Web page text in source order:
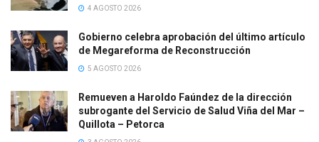
4 AGOSTO 2026
Gobierno celebra aprobación del último artículo
de Megareforma de Reconstrucción
5 AGOSTO 2026
Remueven a Haroldo Faúndez de la dirección
subrogante del Servicio de Salud Viña del Mar –
Quillota – Petorca